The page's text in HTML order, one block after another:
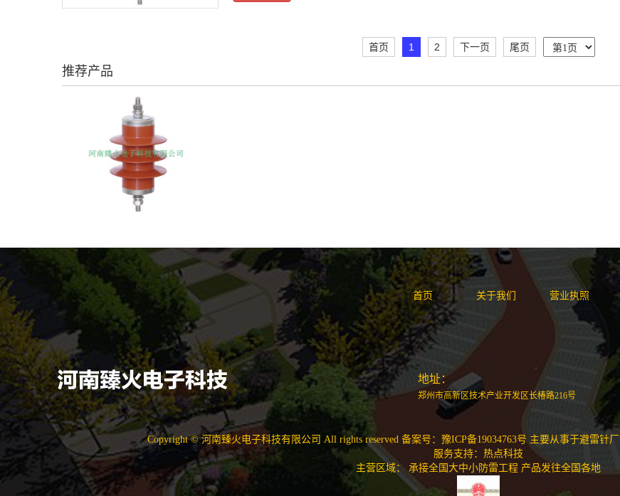
首页 1 2 下一页 尾页
推荐产品
首页 关于我们 营业执照
地址：
郑州市高新区技术产业开发区长椿路216号
Copyright © 河南臻火电子科技有限公司 All rights reserved 备案号： 豫ICP备19034763号 主要从事于避雷针
服务支持： 热点科技
主营区域： 承接全国大中小防雷工程 产品发往全国各地